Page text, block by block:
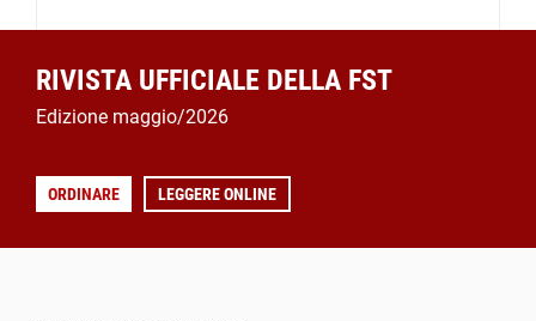
RIVISTA UFFICIALE DELLA FST
Edizione maggio/2026
ORDINARE LEGGERE ONLINE